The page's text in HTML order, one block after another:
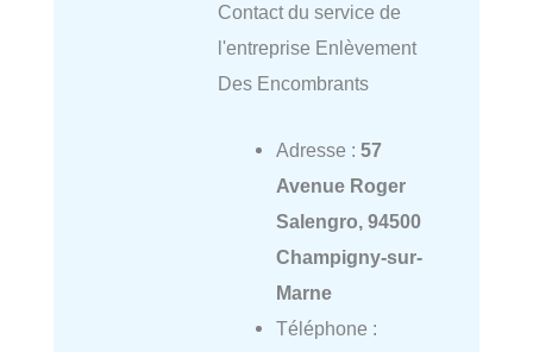
Contact du service de
l'entreprise Enlèvement
Des Encombrants
Adresse : 57
Avenue Roger
Salengro, 94500
Champigny-sur-
Marne
Téléphone :